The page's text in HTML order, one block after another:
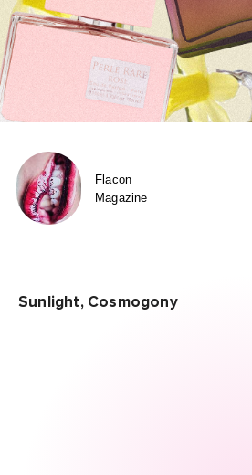
Flacon
Magazine
Sunlight, Cosmogony